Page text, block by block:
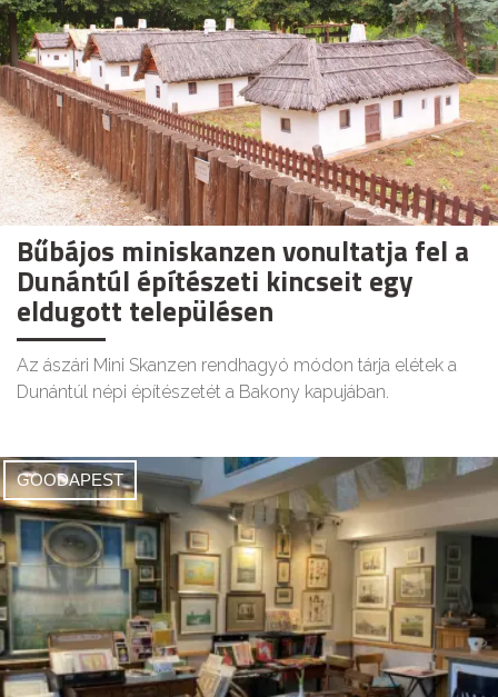
Bűbájos miniskanzen vonultatja fel a
Dunántúl építészeti kincseit egy
eldugott településen
Az ászári Mini Skanzen rendhagyó módon tárja elétek a
Dunántúl népi építészetét a Bakony kapujában.
GOODAPEST